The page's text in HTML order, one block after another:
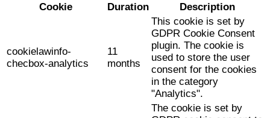
Cookie
Duration Description
cookielawinfo-
checbox-analytics
11
months
This cookie is set by
GDPR Cookie Consent
plugin. The cookie is
used to store the user
consent for the cookies
in the category
"Analytics".
The cookie is set by